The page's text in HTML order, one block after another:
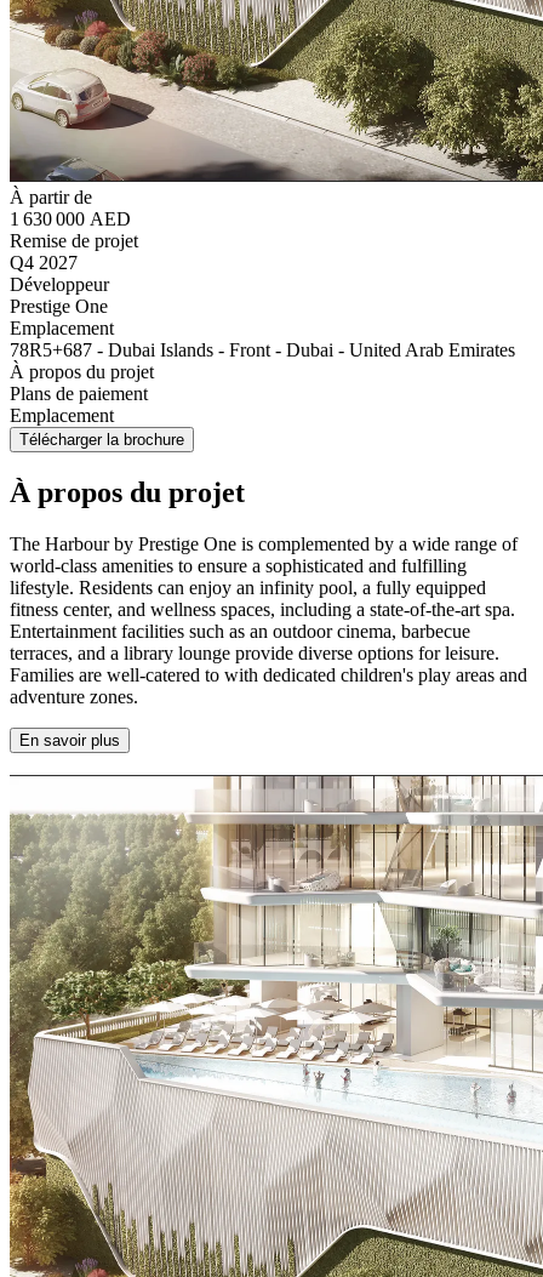
À partir de
1 630 000 AED
Remise de projet
Q4 2027
Développeur
Prestige One
Emplacement
78R5+687 - Dubai Islands - Front - Dubai - United Arab Emirates
À propos du projet
Plans de paiement
Emplacement
Télécharger la brochure
À propos du projet
The Harbour by Prestige One is complemented by a wide range of
world-class amenities to ensure a sophisticated and fulfilling
lifestyle. Residents can enjoy an infinity pool, a fully equipped
fitness center, and wellness spaces, including a state-of-the-art spa.
Entertainment facilities such as an outdoor cinema, barbecue
terraces, and a library lounge provide diverse options for leisure.
Families are well-catered to with dedicated children's play areas and
adventure zones.
En savoir plus